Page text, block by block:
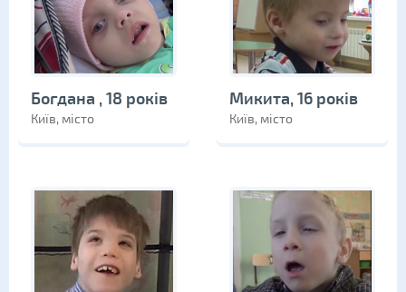
Богдана , 18 років
Київ, місто
Микита, 16 років
Київ, місто